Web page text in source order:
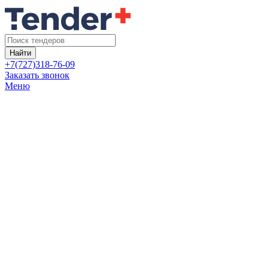
Найти
+7(727)318-76-09
Заказать звонок
Меню